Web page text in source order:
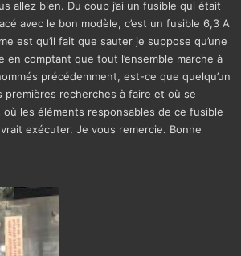
allez bien. Du coup j’ai un fusible qui était
avec le bon modèle, c’est un fusible 6,3 A
est qu’il fait que sauter je suppose qu’une
en comptant que tout l’ensemble marche à
précédemment, est-ce que quelqu’un
premières recherches à faire et où se
les éléments responsables de ce fusible
exécuter. Je vous remercie. Bonne